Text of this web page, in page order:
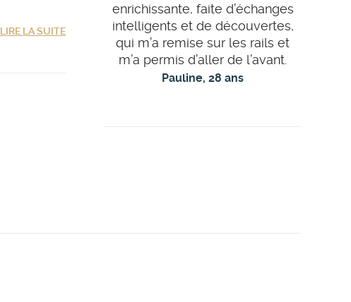
LIRE LA SUITE
enrichissante, faite d’échanges
intelligents et de découvertes,
qui m’a remise sur les rails et
m’a permis d’aller de l’avant.
Pauline, 28 ans